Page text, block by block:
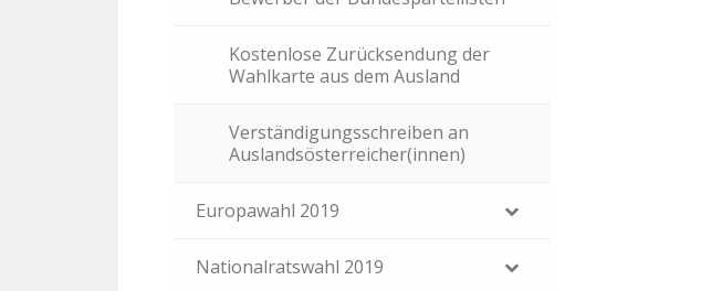
Kostenlose Zurücksendung der
Wahlkarte aus dem Ausland
Verständigungsschreiben an
Auslandsösterreicher(innen)
Europawahl 2019
Nationalratswahl 2019